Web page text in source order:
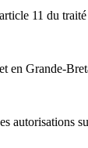
11 du
Grande-
autorisations